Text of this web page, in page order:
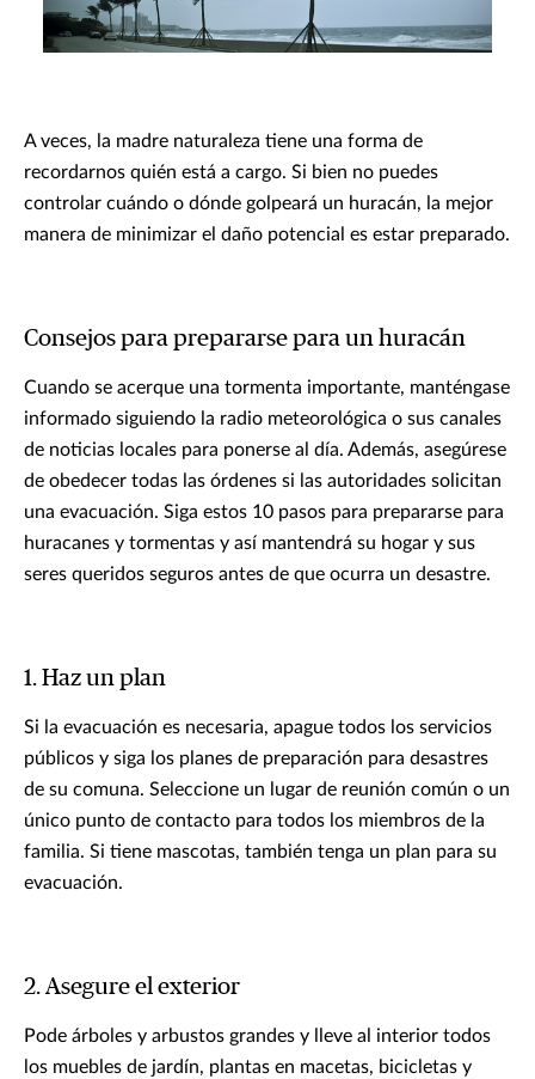
A veces, la madre naturaleza tiene una forma de
recordarnos quién está a cargo. Si bien no puedes
controlar cuándo o dónde golpeará un huracán, la mejor
manera de minimizar el daño potencial es estar preparado.
Consejos para prepararse para un huracán
Cuando se acerque una tormenta importante, manténgase
informado siguiendo la radio meteorológica o sus canales
de noticias locales para ponerse al día. Además, asegúrese
de obedecer todas las órdenes si las autoridades solicitan
una evacuación. Siga estos 10 pasos para prepararse para
huracanes y tormentas y así mantendrá su hogar y sus
seres queridos seguros antes de que ocurra un desastre.
1. Haz un plan
Si la evacuación es necesaria, apague todos los servicios
públicos y siga los planes de preparación para desastres
de su comuna. Seleccione un lugar de reunión común o un
único punto de contacto para todos los miembros de la
familia. Si tiene mascotas, también tenga un plan para su
evacuación.
2. Asegure el exterior
Pode árboles y arbustos grandes y lleve al interior todos
los muebles de jardín, plantas en macetas, bicicletas y